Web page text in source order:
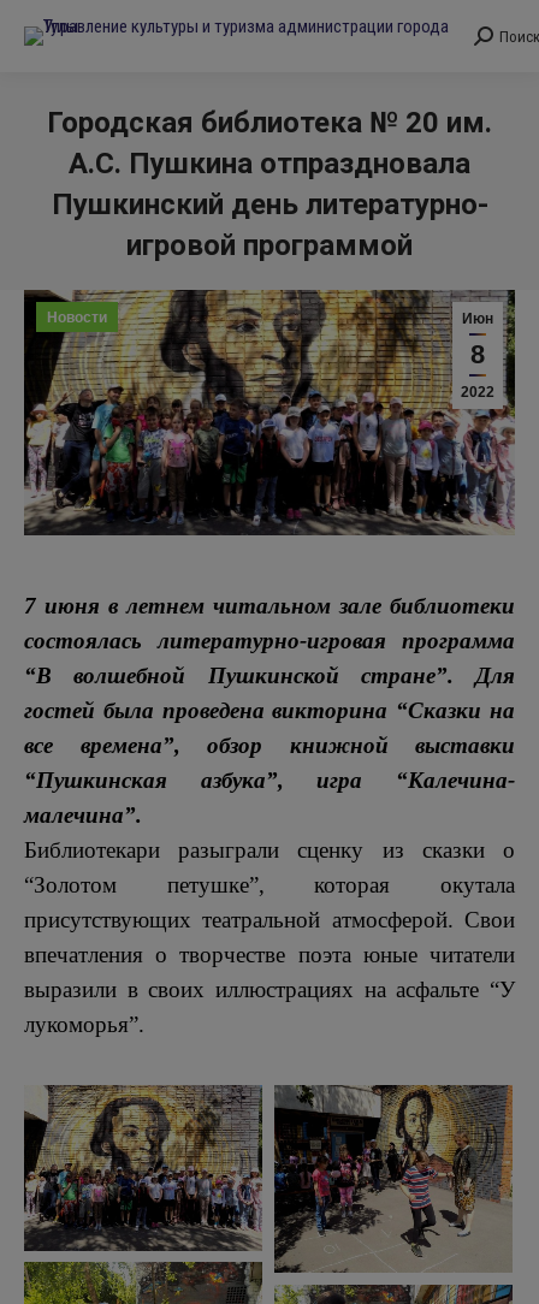
Поиск:
Поиск
Городская библиотека № 20 им.
А.С. Пушкина отпраздновала
Пушкинский день литературно-
игровой программой
Июн
8
2022
Новости
7 июня в летнем читальном зале библиотеки
состоялась литературно-игровая программа
“В волшебной Пушкинской стране”. Для
гостей была проведена викторина “Сказки на
все времена”, обзор книжной выставки
“Пушкинская азбука”, игра “Калечина-
малечина”.
Библиотекари разыграли сценку из сказки о
“Золотом петушке”, которая окутала
присутствующих театральной атмосферой. Свои
впечатления о творчестве поэта юные читатели
выразили в своих иллюстрациях на асфальте “У
лукоморья”.